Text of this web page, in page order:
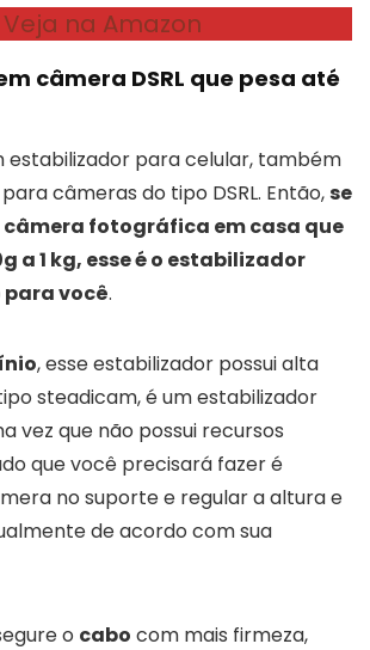
Veja na Amazon
câmera DSRL que pesa até
estabilizador para celular, também
câmeras do tipo DSRL. Então,se
fotográfica em casa que
a 1 kg, esse é o estabilizador
você.
, esse estabilizador possui alta
steadicam, é um estabilizador
vez que não possui recursos
que você precisará fazer é
no suporte e regular a altura e
de acordo com sua
o cabo com mais firmeza,